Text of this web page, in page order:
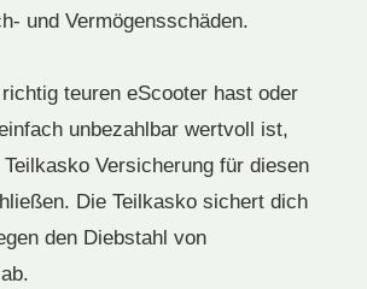
und Vermögensschäden.
teuren eScooter hast oder
unbezahlbar wertvoll ist,
Versicherung für diesen
Die Teilkasko sichert dich
den Diebstahl von